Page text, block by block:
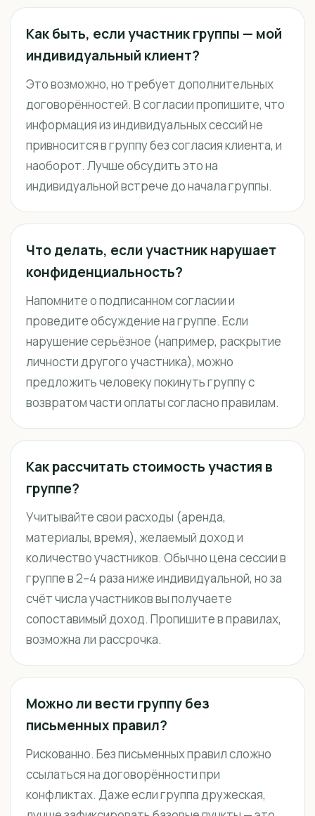
Как быть, если участник группы — мой
индивидуальный клиент?
Это возможно, но требует дополнительных
договорённостей. В согласии пропишите, что
информация из индивидуальных сессий не
привносится в группу без согласия клиента, и
наоборот. Лучше обсудить это на
индивидуальной встрече до начала группы.
Что делать, если участник нарушает
конфиденциальность?
Напомните о подписанном согласии и
проведите обсуждение на группе. Если
нарушение серьёзное (например, раскрытие
личности другого участника), можно
предложить человеку покинуть группу с
возвратом части оплаты согласно правилам.
Как рассчитать стоимость участия в
группе?
Учитывайте свои расходы (аренда,
материалы, время), желаемый доход и
количество участников. Обычно цена сессии в
группе в 2–4 раза ниже индивидуальной, но за
счёт числа участников вы получаете
сопоставимый доход. Пропишите в правилах,
возможна ли рассрочка.
Можно ли вести группу без
письменных правил?
Рискованно. Без письменных правил сложно
ссылаться на договорённости при
конфликтах. Даже если группа дружеская,